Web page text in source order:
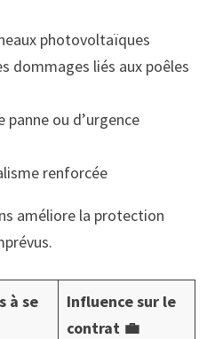
photovoltaïques
dommages liés aux poêles
ou d’urgence
renforcée
améliore la protection
à se
Influence sur le
contrat 💼